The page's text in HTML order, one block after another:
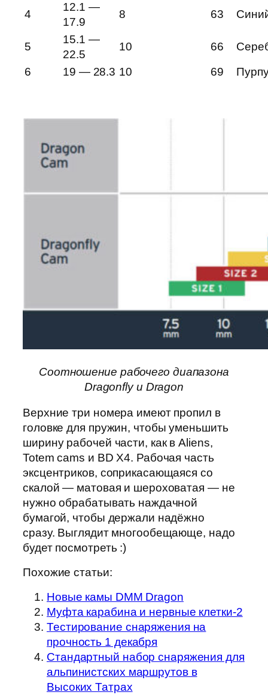
4
12.1 —
17.9
8 63
5
15.1 —
22.5
10 66
6
19 — 28.3 10 69
Соотношение рабочего диапазона
Dragonfly и Dragon
Верхние три номера имеют пропил в
головке для пружин, чтобы уменьшить
ширину рабочей части, как в Aliens,
Totem cams и BD X4. Рабочая часть
эксцентриков, соприкасающаяся со
скалой — матовая и шероховатая — не
нужно обрабатывать наждачной
бумагой, чтобы держали надёжно
сразу. Выглядит многообещающе, надо
будет посмотреть :)
Похожие статьи:
Новые камы DMM Dragon
Муфта карабина и нервные клетки-2
Тестирование снаряжения на
прочность 1 декабря
Стандартный набор снаряжения для
альпинистских маршрутов в
Высоких Татрах